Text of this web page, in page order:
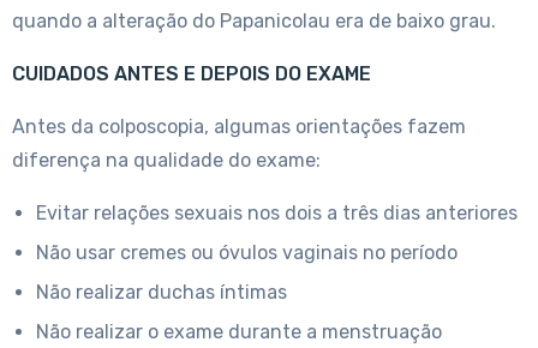
quando a alteração do Papanicolau era de baixo grau.
CUIDADOS ANTES E DEPOIS DO EXAME
Antes da colposcopia, algumas orientações fazem
diferença na qualidade do exame:
Evitar relações sexuais nos dois a três dias anteriores
Não usar cremes ou óvulos vaginais no período
Não realizar duchas íntimas
Não realizar o exame durante a menstruação